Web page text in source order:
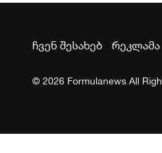
ჩვენ შესახებ რეკლამა
© 2026 Formulanews All